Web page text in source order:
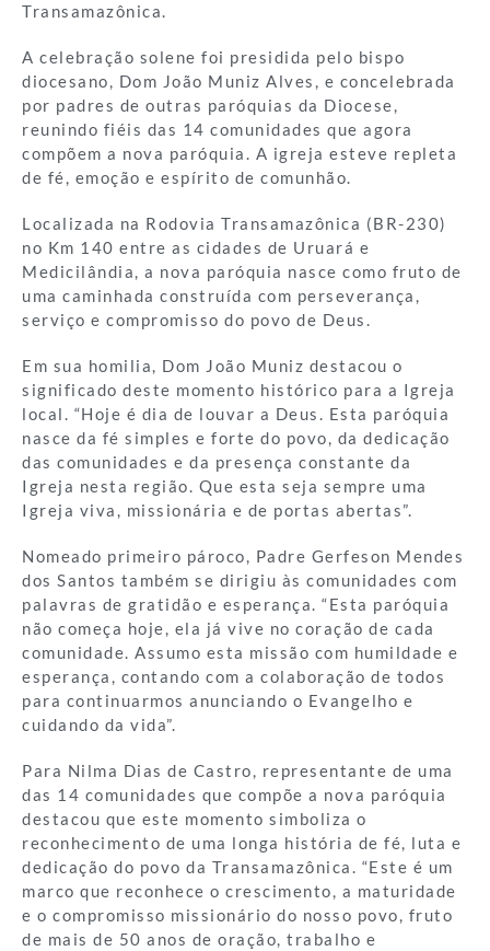
Transamazônica.
A celebração solene foi presidida pelo bispo
diocesano, Dom João Muniz Alves, e concelebrada
por padres de outras paróquias da Diocese,
reunindo fiéis das 14 comunidades que agora
compõem a nova paróquia. A igreja esteve repleta
de fé, emoção e espírito de comunhão.
Localizada na Rodovia Transamazônica (BR-230)
no Km 140 entre as cidades de Uruará e
Medicilândia, a nova paróquia nasce como fruto de
uma caminhada construída com perseverança,
serviço e compromisso do povo de Deus.
Em sua homilia, Dom João Muniz destacou o
significado deste momento histórico para a Igreja
local. “Hoje é dia de louvar a Deus. Esta paróquia
nasce da fé simples e forte do povo, da dedicação
das comunidades e da presença constante da
Igreja nesta região. Que esta seja sempre uma
Igreja viva, missionária e de portas abertas”.
Nomeado primeiro pároco, Padre Gerfeson Mendes
dos Santos também se dirigiu às comunidades com
palavras de gratidão e esperança. “Esta paróquia
não começa hoje, ela já vive no coração de cada
comunidade. Assumo esta missão com humildade e
esperança, contando com a colaboração de todos
para continuarmos anunciando o Evangelho e
cuidando da vida”.
Para Nilma Dias de Castro, representante de uma
das 14 comunidades que compõe a nova paróquia
destacou que este momento simboliza o
reconhecimento de uma longa história de fé, luta e
dedicação do povo da Transamazônica. “Este é um
marco que reconhece o crescimento, a maturidade
e o compromisso missionário do nosso povo, fruto
de mais de 50 anos de oração, trabalho e